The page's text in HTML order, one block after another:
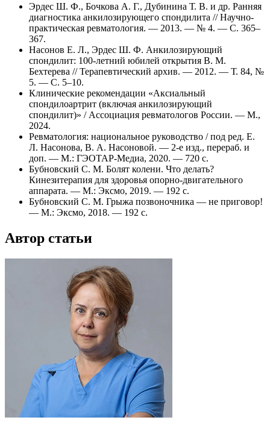
Эрдес Ш. Ф., Бочкова А. Г., Дубинина Т. В. и др. Ранняя
диагностика анкилозирующего спондилита // Научно-
практическая ревматология. — 2013. — № 4. — С. 365–
367.
Насонов Е. Л., Эрдес Ш. Ф. Анкилозирующий
спондилит: 100-летний юбилей открытия В. М.
Бехтерева // Терапевтический архив. — 2012. — Т. 84, №
5. — С. 5–10.
Клинические рекомендации «Аксиальный
спондилоартрит (включая анкилозирующий
спондилит)» / Ассоциация ревматологов России. — М.,
2024.
Ревматология: национальное руководство / под ред. Е.
Л. Насонова, В. А. Насоновой. — 2-е изд., перераб. и
доп. — М.: ГЭОТАР-Медиа, 2020. — 720 с.
Бубновский С. М. Болят колени. Что делать?
Кинезитерапия для здоровья опорно-двигательного
аппарата. — М.: Эксмо, 2019. — 192 с.
Бубновский С. М. Грыжа позвоночника — не приговор!
— М.: Эксмо, 2018. — 192 с.
Автор статьи